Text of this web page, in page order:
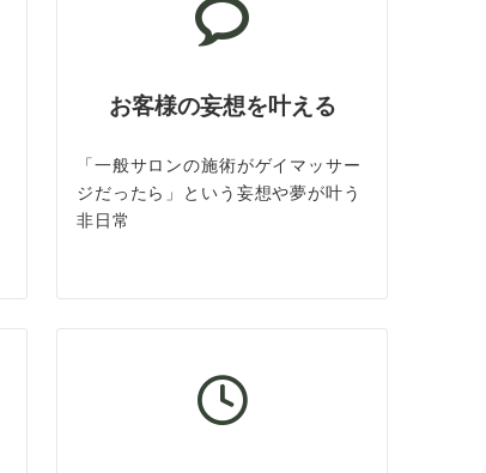
お客様の妄想を叶える
「一般サロンの施術がゲイマッサー
ジだったら」という妄想や夢が叶う
非日常